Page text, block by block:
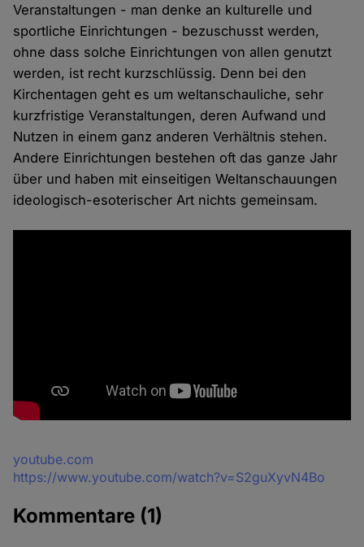
Veranstaltungen - man denke an kulturelle und
sportliche Einrichtungen - bezuschusst werden,
ohne dass solche Einrichtungen von allen genutzt
werden, ist recht kurzschlüssig. Denn bei den
Kirchentagen geht es um weltanschauliche, sehr
kurzfristige Veranstaltungen, deren Aufwand und
Nutzen in einem ganz anderen Verhältnis stehen.
Andere Einrichtungen bestehen oft das ganze Jahr
über und haben mit einseitigen Weltanschauungen
ideologisch-esoterischer Art nichts gemeinsam.
Quelle
youtube.com
https://www.youtube.com/watch?v=S2guXyvN4Bo
Kommentare (1)